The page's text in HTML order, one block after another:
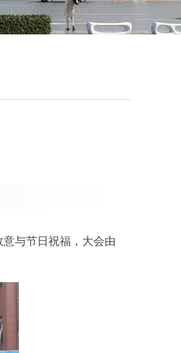
与节日祝福，大会由